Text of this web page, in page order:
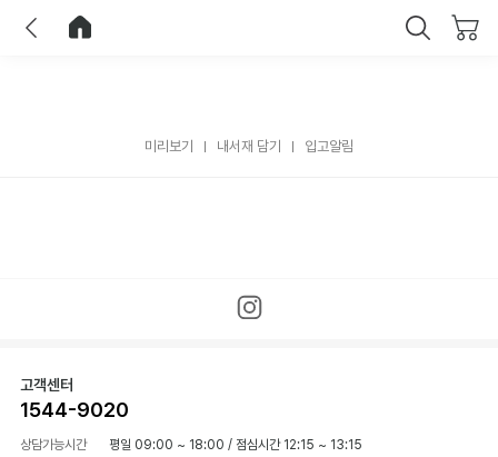
미리보기 내서재 담기 입고알림
고객센터
1544-9020
상담가능시간 평일 09:00 ~ 18:00 / 점심시간 12:15 ~ 13:15